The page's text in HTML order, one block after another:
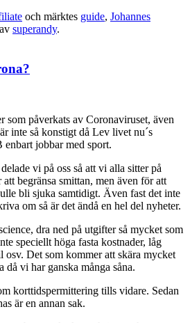
och märktes guide, Johannes
av superandy.
som påverkats av Coronaviruset, även
inte så konstigt då Lev livet nu´s
jobbar med sport.
vi på oss så att vi alla sitter på
begränsa smittan, men även för att
bli sjuka samtidigt. Även fast det inte
om så är det ändå en hel del nyheter.
dra ned på utgifter så mycket som
speciellt höga fasta kostnader, låg
Det som kommer att skära mycket
då vi har ganska många såna.
korttidspermittering tills vidare. Sedan
är en annan sak.